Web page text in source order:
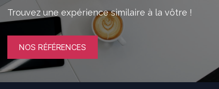
Trouvez une expérience similaire à la vôtre !
NOS RÉFÉRENCES